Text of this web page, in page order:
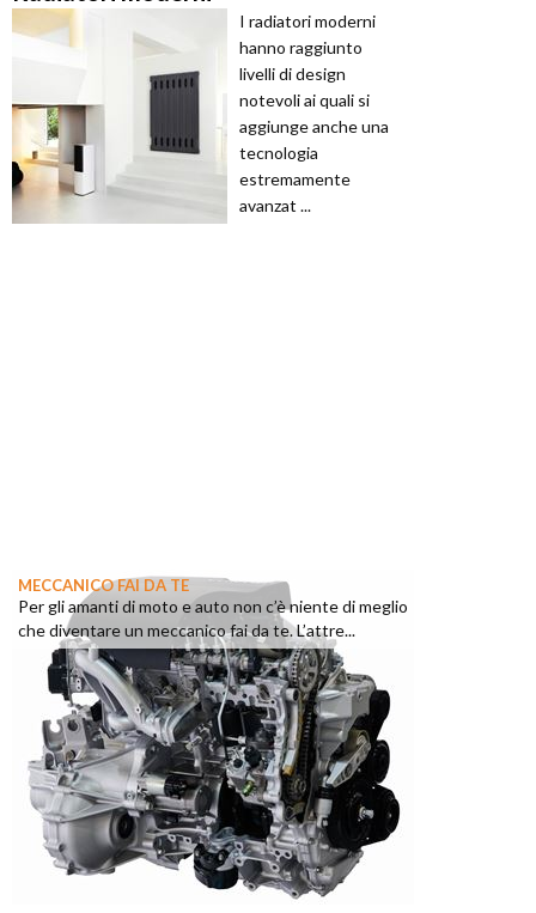
I radiatori moderni
hanno raggiunto
livelli di design
notevoli ai quali si
aggiunge anche una
tecnologia
estremamente
avanzat ...
MECCANICO FAI DA TE
Per gli amanti di moto e auto non c’è niente di meglio
che diventare un meccanico fai da te. L’attre...